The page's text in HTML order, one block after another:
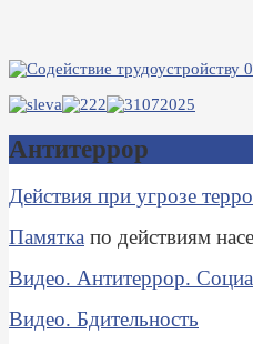
Антитеррор
Действия при угрозе
Памятка по действиям
Видео. Антитеррор.
Видео. Бдительность